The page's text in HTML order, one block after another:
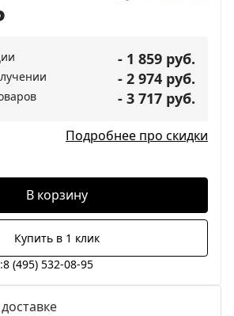
- 1 859 руб.
- 2 974 руб.
- 3 717 руб.
Подробнее про скидки
В корзину
Купить в 1 клик
8 (495) 532-08-95